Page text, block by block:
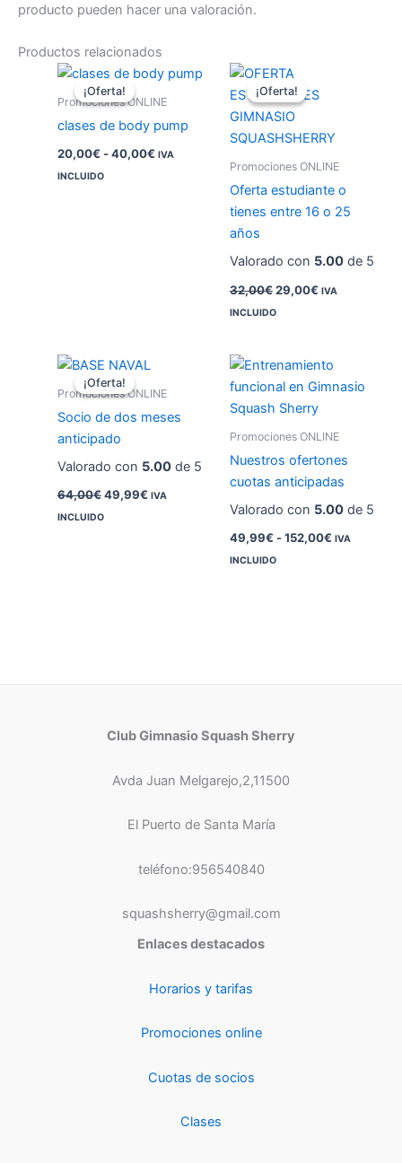
producto pueden hacer una valoración.
Productos relacionados
¡Oferta!
¡Oferta!
Promociones ONLINE
clases de body pump
20,00€ - 40,00€
Rango
de
precios:
20,00€
40,00€
IVA
INCLUIDO
¡Oferta!
¡Oferta!
Promociones ONLINE
Oferta estudiante o
tienes entre 16 o 25
años
Valorado con 5.00de 5
32,00€
El
precio
original
era:
32,00€.
29,00€
actual
29,00€.
IVA
INCLUIDO
¡Oferta!
¡Oferta!
Promociones ONLINE
Socio de dos meses
anticipado
Valorado con 5.00de 5
64,00€
El
precio
original
64,00€.
49,99€
actual
49,99€.
IVA
INCLUIDO
Promociones ONLINE
Nuestros ofertones
cuotas anticipadas
Valorado con 5.00de 5
49,99€ -152,00€
Rango
precios:
hasta
IVA
INCLUIDO
Club Gimnasio Squash Sherry
Avda Juan Melgarejo,2,11500
El Puerto de Santa María
teléfono:956540840
squashsherry@gmail.com
Enlaces destacados
Horarios y tarifas
Promociones online
Cuotas de socios
Clases